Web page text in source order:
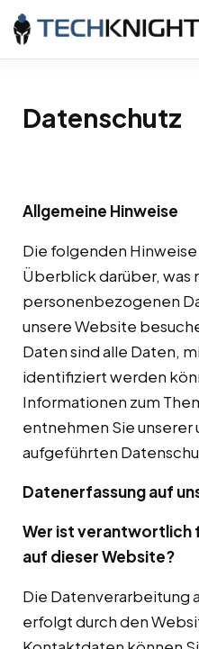
Datenschutz
Allgemeine Hinweise
Die folgenden
Überblick darüber, was
personenbezogenen
unsere Website
Daten sind alle Daten,
identifiziert werden
Informationen zum
entnehmen Sie unserer
aufgeführten
Datenerfassung auf
Wer ist verantwortlich
auf dieser Website?
Die Datenverarbeitung
erfolgt durch den